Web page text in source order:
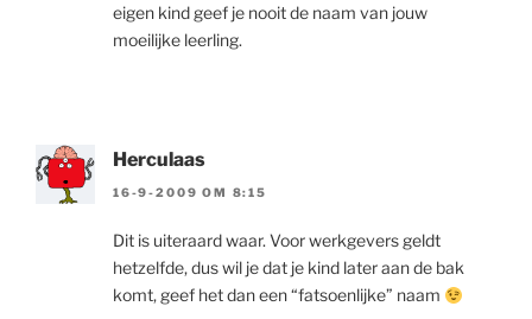
eigen kind geef je nooit de naam van jouw
moeilijke leerling.
Herculaas
16-9-2009 OM 8:15
Dit is uiteraard waar. Voor werkgevers geldt
hetzelfde, dus wil je dat je kind later aan de bak
komt, geef het dan een “fatsoenlijke” naam